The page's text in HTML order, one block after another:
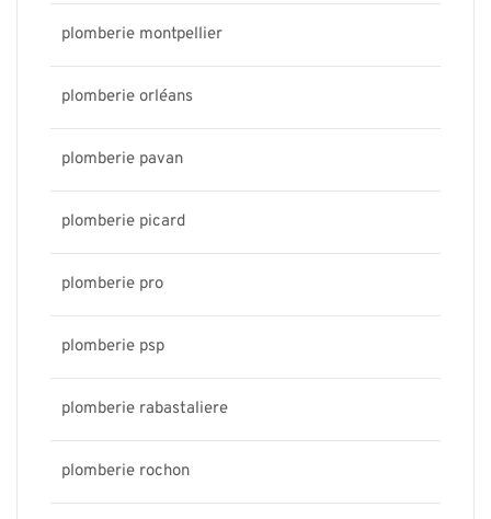
plomberie montpellier
plomberie orléans
plomberie pavan
plomberie picard
plomberie pro
plomberie psp
plomberie rabastaliere
plomberie rochon